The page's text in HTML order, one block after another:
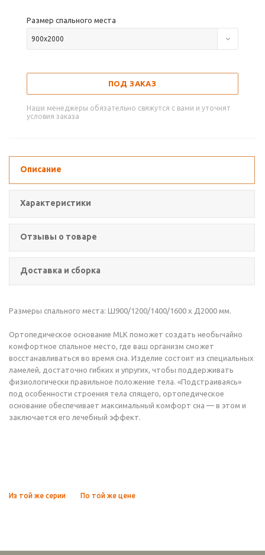
Размер спального места
900х2000
ПОД ЗАКАЗ
Наши менеджеры обязательно свяжутся с вами и уточнят
условия заказа
Описание
Характеристики
Отзывы о товаре
Доставка и сборка
Размеры спального места: Ш900/1200/1400/1600 х Д2000 мм.
Ортопедическое основание MLK поможет создать необычайно
комфортное спальное место, где ваш организм сможет
восстанавливаться во время сна. Изделие состоит из специальных
ламелей, достаточно гибких и упругих, чтобы поддерживать
физиологически правильное положение тела. «Подстраиваясь»
под особенности строения тела спящего, ортопедическое
основание обеспечивает максимальный комфорт сна — в этом и
заключается его лечебный эффект.
Из той же серии По той же цене